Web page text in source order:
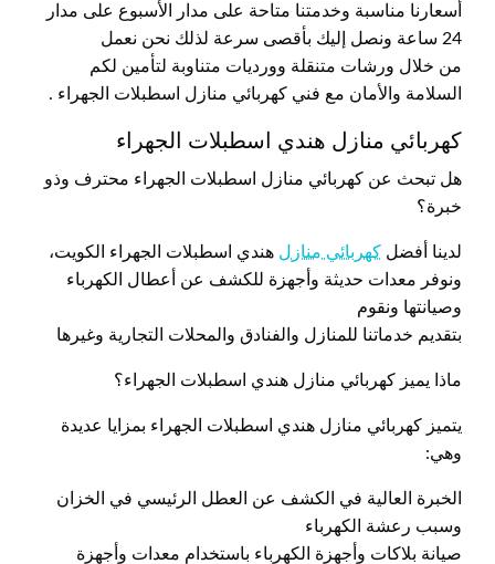
أسعارنا مناسبة وخدمتنا متاحة على مدار الأسبوع على مدار
24 ساعة ونصل إليك بأقصى سرعة لذلك نحن نعمل
من خلال ورشات متنقلة وورديات متناوبة لتأمين لكم
السلامة والأمان مع فني كهربائي منازل اسطبلات الجهراء .
كهربائي منازل هندي اسطبلات الجهراء
هل تبحث عن كهربائي منازل اسطبلات الجهراء محترف وذو
خبرة؟
لدينا أفضل كهربائي منازل هندي اسطبلات الجهراء الكويت،
ونوفر معدات حديثة وأجهزة للكشف عن أعطال الكهرباء
وصيانتها ونقوم
بتقديم خدماتنا للمنازل والفنادق والمحلات التجارية وغيرها
ماذا يميز كهربائي منازل هندي اسطبلات الجهراء؟
يتميز كهربائي منازل هندي اسطبلات الجهراء بمزايا عديدة
وهي:
الخبرة العالية في الكشف عن العطل الرئيسي في الخزان
وسبب رعشة الكهرباء
صيانة بلاكات وأجهزة الكهرباء باستخدام معدات وأجهزة